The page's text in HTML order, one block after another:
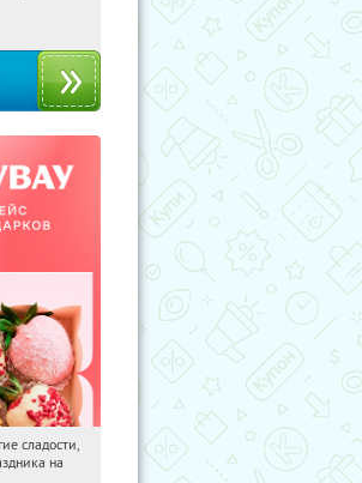
Получили:
сладости,
на